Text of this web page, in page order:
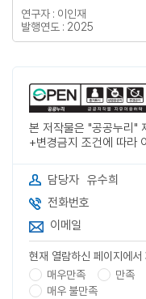
연구자 : 이인재
발행연도 : 2025
본 저작물은 "공공누리"
+변경금지 조건에 따라
담당자 유수희
전화번호
이메일
현재 열람하신 페이지에
매우만족
만족
매우 불만족